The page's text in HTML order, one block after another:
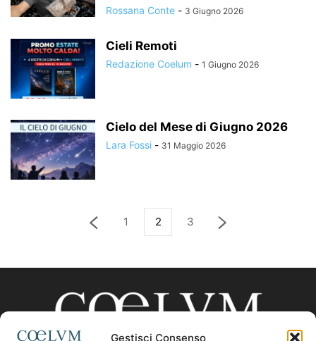
Gestisci Consenso
Rossana Conte - 3 Giugno 2026
Cieli Remoti
Redazione Coelum - 1 Giugno 2026
Cielo del Mese di Giugno 2026
Lara Fossi - 31 Maggio 2026
1 2 3